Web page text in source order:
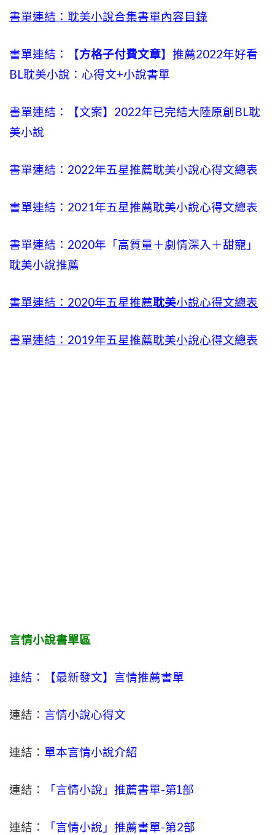
書單連結：耽美小說合集書單內容目錄
書單連結：【方格子付費文章】推薦2022年好看
BL耽美小說：心得文+小說書單
書單連結：【文案】2022年已完結大陸原創BL耽
美小說
書單連結：2022年五星推薦耽美小說心得文總表
書單連結：2021年五星推薦耽美小說心得文總表
書單連結：2020年「高質量＋劇情深入＋甜寵」
耽美小說推薦
書單連結：2020年五星推薦耽美小說心得文總表
書單連結：2019年五星推薦耽美小說心得文總表
言情小說書單區
連結：【最新發文】 言情推薦書單
連結： 言情小說心得文
連結： 單本言情小說介紹
連結： 「言情小說」推薦書單-第1部
連結： 「言情小說」推薦書單-第2部